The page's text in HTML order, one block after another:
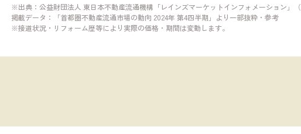
※出典：公益財団法人 東日本不動産流通機構「レインズマーケットインフォメーション」（
掲載データ：「首都圏不動産流通市場の動向 2024年 第4四半期」より一部抜粋・参考
※接道状況・リフォーム歴等により実際の価格・期間は変動します。